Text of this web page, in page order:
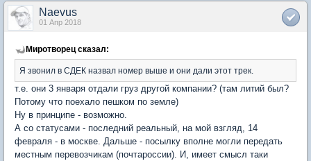
Naevus
01 Апр 2018
Миротворец сказал:
Я звонил в СДЕК назвал номер выше и они дали этот трек.
т.е. они 3 января отдали груз другой компании? (там литий был?
Потому что поехало пешком по земле)
Ну в принципе - возможно.
А со статусами - последний реальный, на мой взгляд, 14
февраля - в москве. Дальше - посылку вполне могли передать
местным перевозчикам (почтароссии). И, имеет смысл таки